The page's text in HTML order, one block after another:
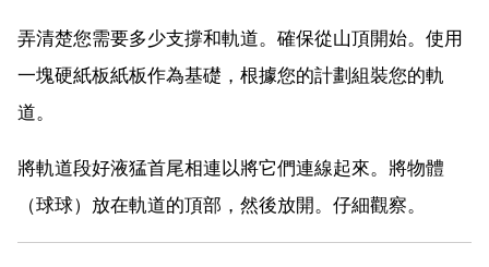
弄清楚您需要多少支撐和軌道。確保從山頂開始。使用
一塊硬紙板紙板作為基礎，根據您的計劃組裝您的軌
道。
將軌道段好液猛首尾相連以將它們連線起來。將物體
（球球）放在軌道的頂部，然後放開。仔細觀察。